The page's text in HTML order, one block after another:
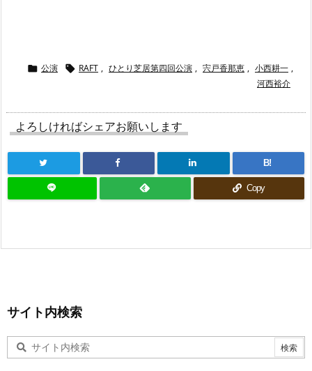
 公演  RAFT , ひとり芝居第四回公演 , 宍戸香那恵 , 小西耕一 ,
河西裕介
よろしければシェアお願いします
B!
Copy
サイト内検索